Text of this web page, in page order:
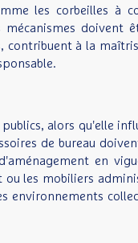
les corbeilles à
doivent
contribuent à la
alors qu'elle
de bureau
en
ou les mobiliers
environnements